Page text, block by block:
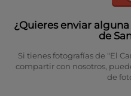
¿Quieres enviar
de
Si tienes fotografías de "El
compartir con nosotros,
de